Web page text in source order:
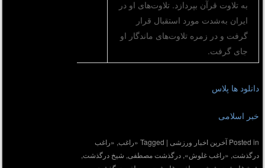
به تلاوت قرآن بپردازد. تلاوت‌های او در
ایران به‌شدت مورد استقبال قرار
گرفت و در زمره تلاوت‌های ماندگار او
جای گرفت.
دانلود ها پلاس
خبر اسلامی
Posted inآخرین اخبار ورزشی |
Tagged«راغب ,«راغب
درگذشت,«راغب غلوش»,درگذشت مصطفی,شيخ درگذشت,